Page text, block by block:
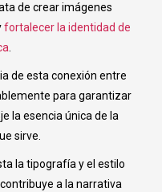
de crear imágenes
fortalecer la identidad de
.
de esta conexión entre
para garantizar
la esencia única de la
sirve.
la tipografía y el estilo
a la narrativa